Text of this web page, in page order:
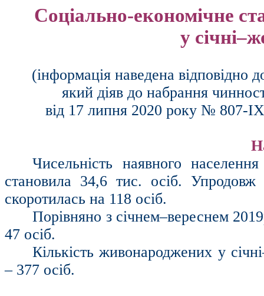
Соціально-економічне
у
(інформація наведена відповідно
який діяв до набрання
від 17 липня 2020 року № 807-IX
Чисельність наявного
становила 34,6 тис. осіб. Упродовж
скоротилась на 118 осіб.
Порівняно з січнем–вереснем
47 осіб.
Кількістьживонароджених у
– 377 осіб.